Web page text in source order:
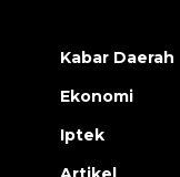
Kabar Daerah
Ekonomi
Iptek